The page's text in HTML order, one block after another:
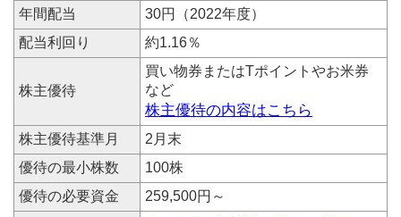
年間配当
30円（2022年度）
配当利回り
約1.16％
株主優待
買い物券またはTポイントやお米券
など
株主優待の内容はこちら
株主優待基準月
2月末
優待の最小株数
100株
優待の必要資金
259,500円～